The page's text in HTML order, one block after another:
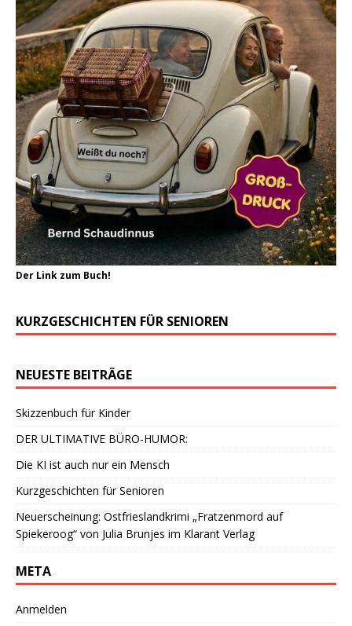
Der Link zum Buch!
KURZGESCHICHTEN FÜR SENIOREN
NEUESTE BEITRÄGE
Skizzenbuch für Kinder
DER ULTIMATIVE BÜRO-HUMOR:
Die KI ist auch nur ein Mensch
Kurzgeschichten für Senioren
Neuerscheinung: Ostfrieslandkrimi „Fratzenmord auf
Spiekeroog“ von Julia Brunjes im Klarant Verlag
META
Anmelden